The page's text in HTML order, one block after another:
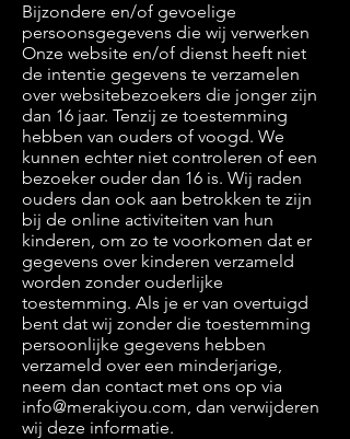
Bijzondere en/of gevoelige
persoonsgegevens die wij verwerken
Onze website en/of dienst heeft niet
de intentie gegevens te verzamelen
over websitebezoekers die jonger zijn
dan 16 jaar. Tenzij ze toestemming
hebben van ouders of voogd. We
kunnen echter niet controleren of een
bezoeker ouder dan 16 is. Wij raden
ouders dan ook aan betrokken te zijn
bij de online activiteiten van hun
kinderen, om zo te voorkomen dat er
gegevens over kinderen verzameld
worden zonder ouderlijke
toestemming. Als je er van overtuigd
bent dat wij zonder die toestemming
persoonlijke gegevens hebben
verzameld over een minderjarige,
neem dan contact met ons op via
info@merakiyou.com, dan verwijderen
wij deze informatie.